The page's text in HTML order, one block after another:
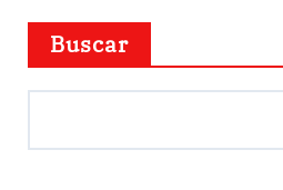
Buscar